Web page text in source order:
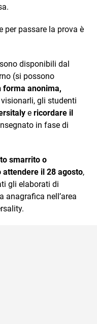
per passare la prova è
disponibili dal
(si possono
forma anonima,
visionarli, gli studenti
e ricordare il
in fase di
smarrito o
attendere il 28 agosto,
gli elaborati di
anagrafica nell’area